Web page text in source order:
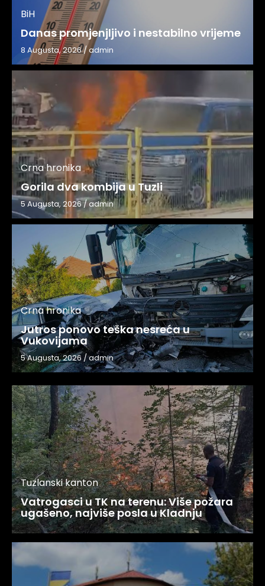
BiH
Danas promjenjljivo i nestabilno vrijeme
8 Augusta, 2026/admin
Crna hronika
Gorila dva kombija u Tuzli
5 Augusta, 2026/admin
Crna hronika
Jutros ponovo teška nesreća u
Vukovijama
5 Augusta, 2026/admin
Tuzlanski kanton
Vatrogasci u TK na terenu: Više požara
ugašeno, najviše posla u Kladnju